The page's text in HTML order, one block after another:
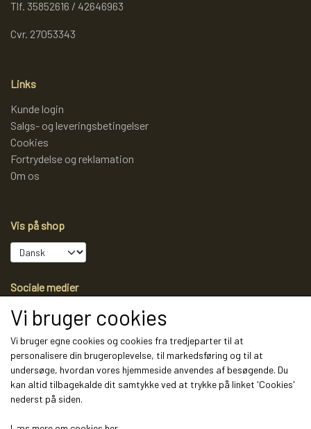
Tlf. 35852616 / 42646963
Cvr. 27053343
Links
Kunde login
Salgs- og leveringsbetingelser
Cookies
Fortrydelse og reklamation
Om os
Vis på shop
Sociale medier
Modtag vores nyhedsbrev via e-mail
Tilmeld
Vi bruger cookies
Vi bruger egne cookies og cookies fra tredjeparter til at
personalisere din brugeroplevelse, til markedsføring og til at
undersøge, hvordan vores hjemmeside anvendes af besøgende. Du
kan altid tilbagekalde dit samtykke ved at trykke på linket 'Cookies'
nederst på siden.